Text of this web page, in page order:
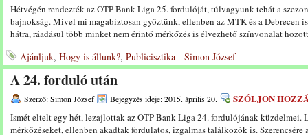
Hétvégén rendezték az OTP Bank Liga 25. fordulóját, túlvagyunk tehát a
bajnokság. Mivel mi magabiztosan győztünk, ellenben az MTK és a Debrecen
hátra, ráadásul több minket nem érintő mérkőzés is élvezhető színvonalat
Ajánljuk, Hogy is állunk?, Publicisztika - Simon József
A 24. forduló után
Szerző: Simon József Bejegyzés ideje: 2015. április 20. SZÓLJON
Ismét eltelt egy hét, lezajlottak az OTP Bank Liga 24. fordulójának küzdelmei.
mérkőzéseket, ellenben akadtak fordulatos, izgalmas találkozók is.